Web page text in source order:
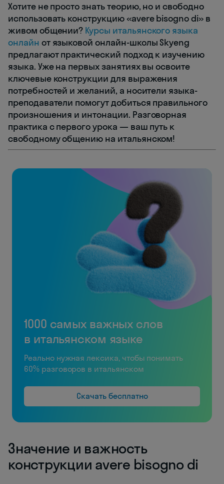
Хотите не просто знать теорию, но и свободно
использовать конструкцию «avere bisogno di» в
живом общении? Курсы итальянского языка
онлайн от языковой онлайн-школы Skyeng
предлагают практический подход к изучению
языка. Уже на первых занятиях вы освоите
ключевые конструкции для выражения
потребностей и желаний, а носители языка-
преподаватели помогут добиться правильного
произношения и интонации. Разговорная
практика с первого урока — ваш путь к
свободному общению на итальянском!
1000 самых важных слов
в итальянском языке
Реально нужная лексика, чтобы понимать
60% разговоров в итальянском
Скачать бесплатно
Значение и важность
конструкции avere bisogno di